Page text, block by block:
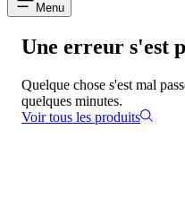
Menu
Une erreur s'est
Quelque chose s'est mal
quelques minutes.
Voir tous les produits